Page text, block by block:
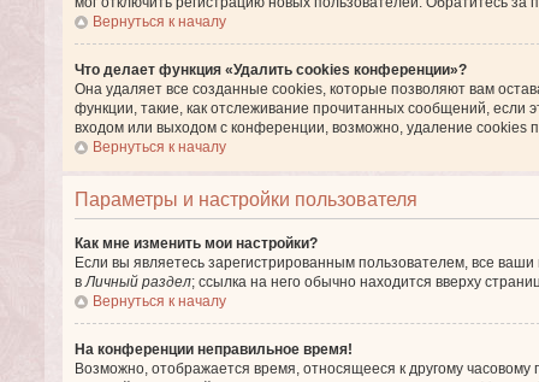
Вернуться к началу
Что делает функция «Удалить cookies конференции»?
Она удаляет все созданные cookies, которые позволяют вам
функции, такие, как отслеживание прочитанных сообщений,
входом или выходом с конференции, возможно, удаление cookies
Вернуться к началу
Параметры и настройки пользователя
Как мне изменить мои настройки?
Если вы являетесь зарегистрированным пользователем, все
в Личный раздел; ссылка на него обычно находится вверху
Вернуться к началу
На конференции неправильное время!
Возможно, отображается время, относящееся к другому часовому